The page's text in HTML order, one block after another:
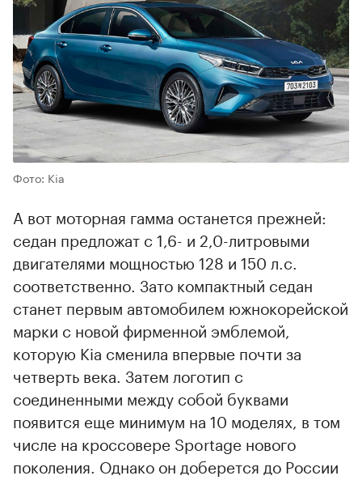
Фото: Kia
А вот моторная гамма останется прежней:
седан предложат с 1,6- и 2,0-литровыми
двигателями мощностью 128 и 150 л.с.
соответственно. Зато компактный седан
станет первым автомобилем южнокорейской
марки с новой фирменной эмблемой,
которую Kia сменила впервые почти за
четверть века. Затем логотип с
соединенными между собой буквами
появится еще минимум на 10 моделях, в том
числе на кроссовере Sportage нового
поколения. Однако он доберется до России